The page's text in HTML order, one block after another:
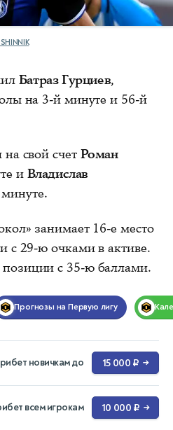
Батраз Гурциев,
на 3-й минуте и 56-й
свой счет Роман
и Владислав
занимает 16-е место
с 29-ю очками в активе.
с 35-ю баллами.
Прогнозы на Первую лигу
новичкам до 15 000 ₽ →
всем игрокам 10 000 ₽ →